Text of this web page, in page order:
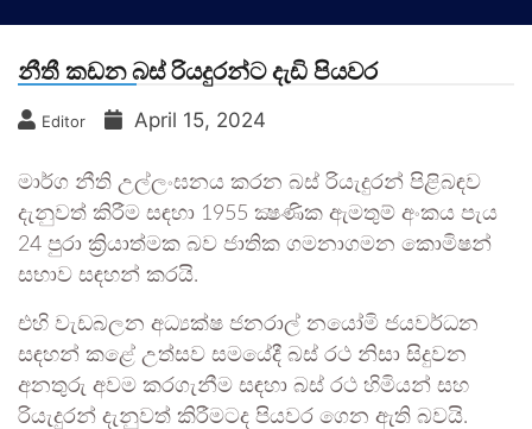
නීතී කඩන බස් රියදුරන්ට දැඩි පියවර
Editor April 15, 2024
මාර්ග නීති උල්ලංඝනය කරන බස් රියැදුරන් පිළිබඳව
දැනුවත් කිරීම සඳහා 1955 ක්‍ෂණික ඇමතුම් අංකය පැය
24 පුරා ක්‍රියාත්මක බව ජාතික ගමනාගමන කොමිෂන්
සභාව සඳහන් කරයි.
එහි වැඩබලන අධ්‍යක්ෂ ජනරාල් නයෝමි ජයවර්ධන
සඳහන් කළේ උත්සව සමයේදී බස් රථ නිසා සිදුවන
අනතුරු අවම කරගැනීම සඳහා බස් රථ හිමියන් සහ
රියැදුරන් දැනුවත් කිරීමටද පියවර ගෙන ඇති බවයි.